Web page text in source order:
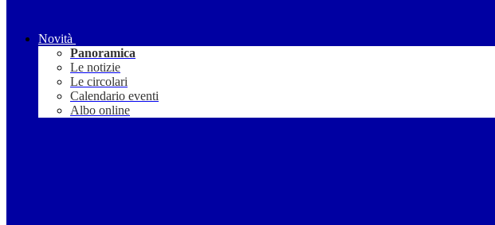
Novità
Panoramica
Le notizie
Le circolari
Calendario eventi
Albo online